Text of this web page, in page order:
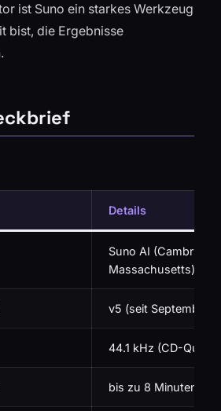
ist Suno ein starkes Werkzeug
bist, die Ergebnisse
Details
Suno AI (Cambridge,
Massachusetts)
v5 (seit September
44.1 kHz (CD-
bis zu 8 Minuten